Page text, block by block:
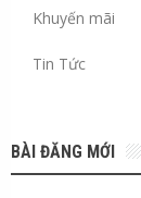
Khuyến mãi
Tin Tức
BÀI ĐĂNG MỚI